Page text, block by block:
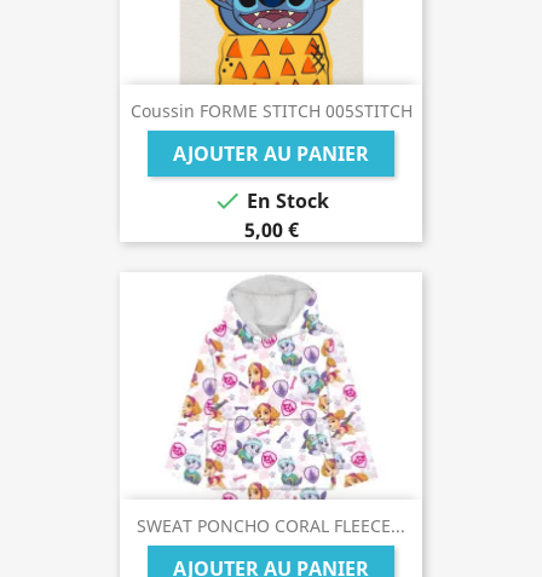
Coussin FORME STITCH 005STITCH
AJOUTER AU PANIER
 En Stock
5,00 €
SWEAT PONCHO CORAL FLEECE...
AJOUTER AU PANIER